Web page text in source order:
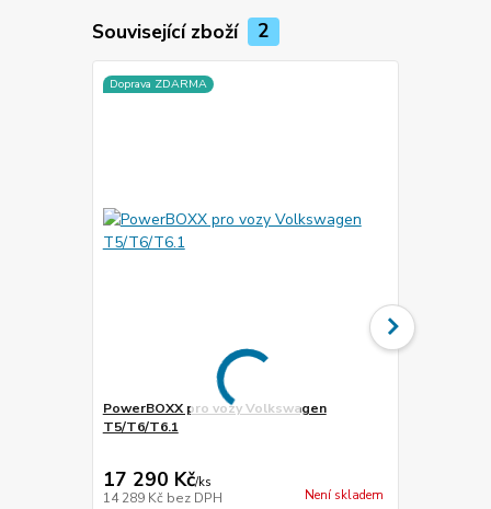
Související zboží 2
Doprava ZDARMA
PowerBOXX pro vozy Volkswagen
T5/T6/T6.1
17 290 Kč/ks
14 289 Kč bez DPH Není skladem